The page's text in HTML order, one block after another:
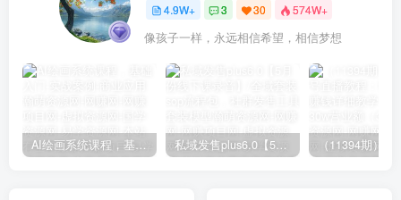
4.9W+ 3 30 574W+
像孩子一样，永远相信希望，相信梦想
AI绘画系统课程，基础入门-实战案例-商业应用 私域发售plus6.0【5月份线下课录音】/全域套装sop流程包，社群发售工具套装模型